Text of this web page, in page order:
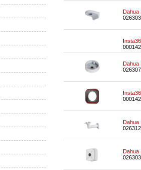
Dahua
Dahua
Dahua
Dahua